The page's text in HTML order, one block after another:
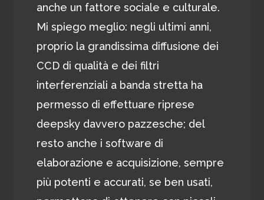
anche un fattore sociale e culturale.
Mi spiego meglio: negli ultimi anni,
proprio la grandissima diffusione dei
CCD di qualità e dei filtri
interferenziali a banda stretta ha
permesso di effettuare riprese
deepsky davvero pazzesche; del
resto anche i software di
elaborazione e acquisizione, sempre
più potenti e accurati, se ben usati,